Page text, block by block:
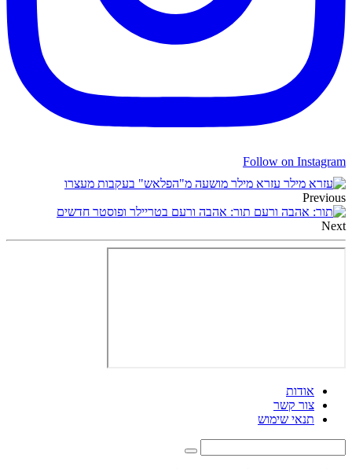
Follow on Instagram
עזרא מילר מושעה מ"הפלאש" בעקבות מעצרו
Previous
תור: אהבה ורעם בטריילר ופוסטר חדשים
Next
אודות
צור קשר
תנאי שימוש